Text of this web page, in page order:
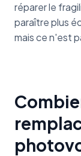
réparer le
paraître plus
mais ce n'est